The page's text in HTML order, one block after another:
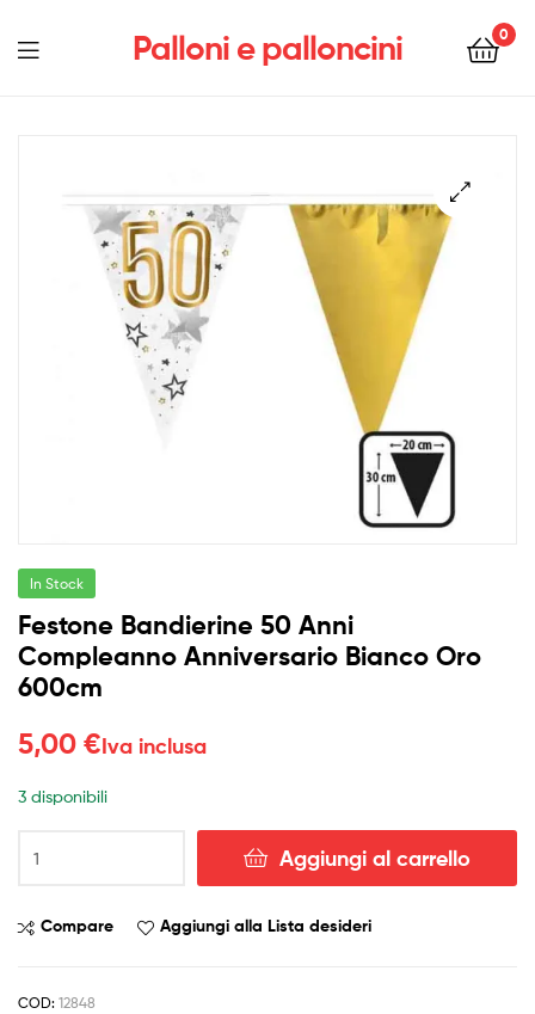
Palloni e palloncini 0
Menu
In Stock
Festone Bandierine 50 Anni
Compleanno Anniversario Bianco Oro
600cm
5,00 €Iva inclusa
3 disponibili
Bandierine
Anni
Bianco
Aggiungi al carrello
Compare Aggiungi alla Lista desideri
COD: 12848